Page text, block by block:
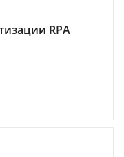
RPA